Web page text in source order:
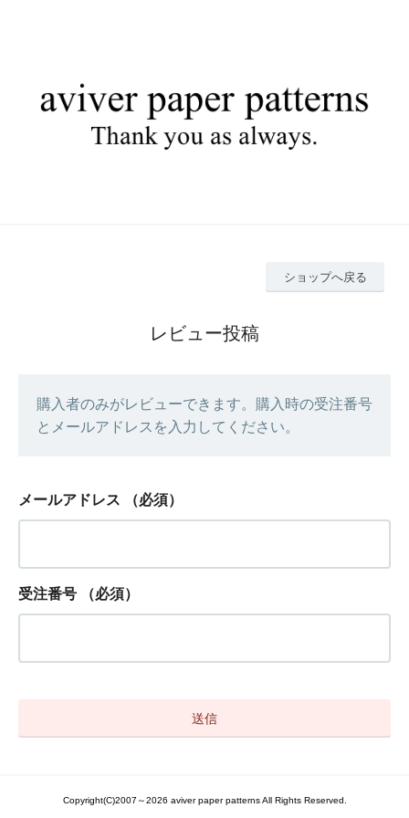
ショップへ戻る
レビュー投稿
購入者のみがレビューできます。購入時の受注番号
とメールアドレスを入力してください。
メールアドレス （必須）
受注番号 （必須）
Copyright(C)2007～2026 aviver paper patterns All Rights Reserved.